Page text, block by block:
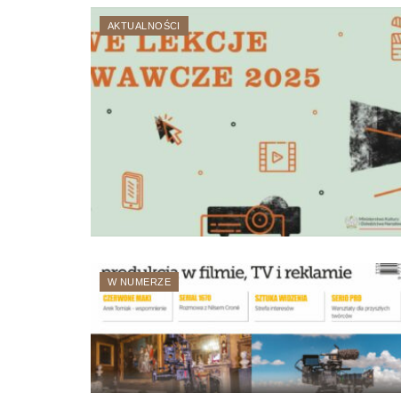
AKTUALNOŚCI
W NUMERZE